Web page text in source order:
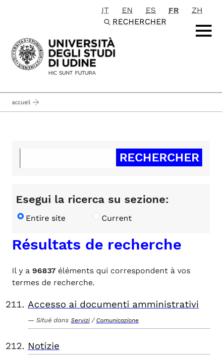
Passa al contenuto principale
IT EN ES FR
ZH
RECHERCHER
accueil
Esegui la ricerca su sezione:
Entire site Current
Résultats de recherche
Il y a 96837 éléments qui correspondent à vos
termes de recherche.
Accesso ai documenti amministrativi
Situé dans Servizi / Comunicazione
Notizie